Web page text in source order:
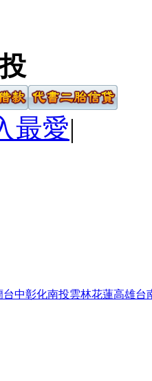
最愛|
台中彰化南投雲林花蓮高雄台